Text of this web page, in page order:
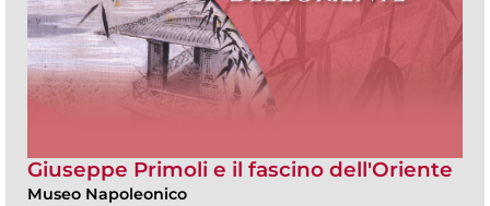
Giuseppe Primoli e il fascino dell'Oriente
Museo Napoleonico